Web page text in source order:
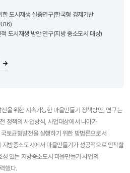
한 도시재생 실증연구(한국형 경제기반
도시재생 방안 연구(지방 중소도시 대상)
을 위한 지속가능한 마을만들기 정책방안」 연구는
정책의 사업방식, 사업대상에서 나아가
토균형발전을 실행하기 위한 방법론으로서
방중소도시에서 마을만들기가 성공적으로 안착할
있는 지방중소도시 마을만들기 사업의
했다.